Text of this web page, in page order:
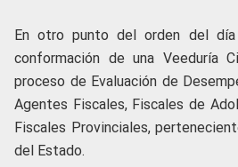
En otro punto del orden del
conformación de una Veeduría
proceso de Evaluación de
Agentes Fiscales, Fiscales de
Fiscales Provinciales,
del Estado.